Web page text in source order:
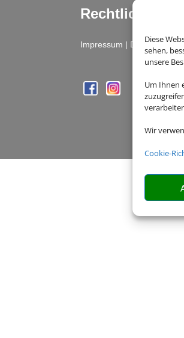
Diese
sehen,
unsere
Um Ihnen
Wir
Cookie-
Rechtliche
Impressum |